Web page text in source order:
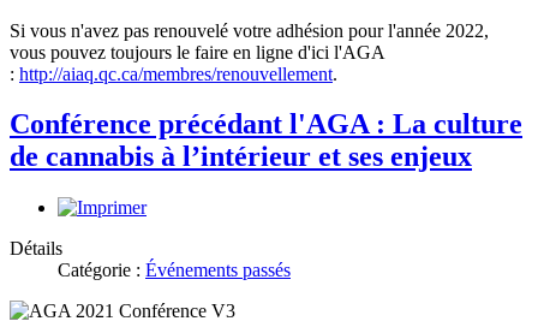
Si vous n'avez pas renouvelé votre adhésion pour l'année 2022,
vous pouvez toujours le faire en ligne d'ici l'AGA
: http://aiaq.qc.ca/membres/renouvellement.
Conférence précédant l'AGA : La culture
de cannabis à l’intérieur et ses enjeux
Détails
Catégorie : Événements passés